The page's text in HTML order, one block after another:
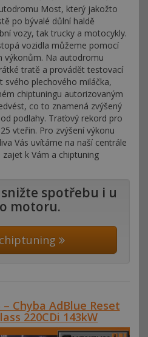
Most, který jakožto
po bývalé důlní haldě
vozy, tak trucky a motocykly.
vozidla můžeme pomocí
výkonům. Na autodromu
tratě a provádět testovací
svého plechového miláčka,
chiptuningu autorizovaným
co to znamená zvýšený
podlahy. Traťový rekord pro
vteřin. Pro zvýšení výkonu
Vás uvítáme na naší centrále
k Vám a chiptuning
spotřebu i u
motoru.
Chyba AdBlue Reset
220CDi 143kW